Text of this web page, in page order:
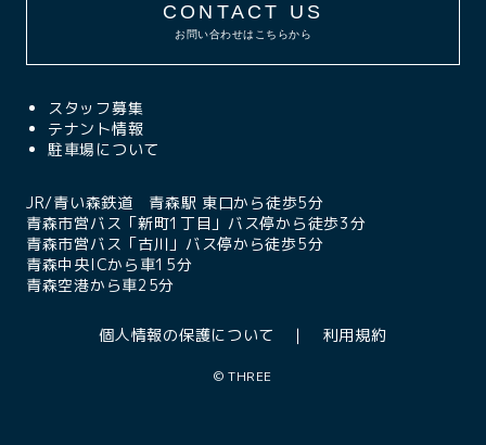
CONTACT US
お問い合わせはこちらから
スタッフ募集
テナント情報
駐車場について
JR/青い森鉄道 青森駅 東口から徒歩5分
青森市営バス「新町1丁目」バス停から徒歩3分
青森市営バス「古川」バス停から徒歩5分
青森中央ICから車15分
青森空港から車25分
個人情報の保護について 利用規約
©THREE